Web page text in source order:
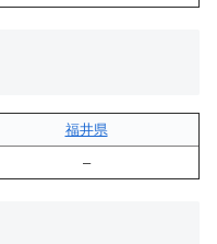
福井県
–